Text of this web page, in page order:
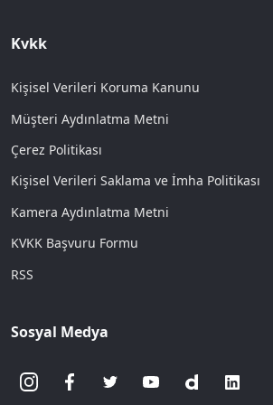
Kvkk
Kişisel Verileri Koruma Kanunu
Müşteri Aydınlatma Metni
Çerez Politikası
Kişisel Verileri Saklama ve İmha Politikası
Kamera Aydınlatma Metni
KVKK Başvuru Formu
RSS
Sosyal Medya